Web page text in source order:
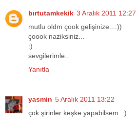
bırtutamkekik 3 Aralık 2011 12:27
mutlu oldm çook gelişinize...:))
çoook naziksiniz...
:)
sevgilerimle..
Yanıtla
yasmin 5 Aralık 2011 13:22
çok şirinler keşke yapabilsem..:)